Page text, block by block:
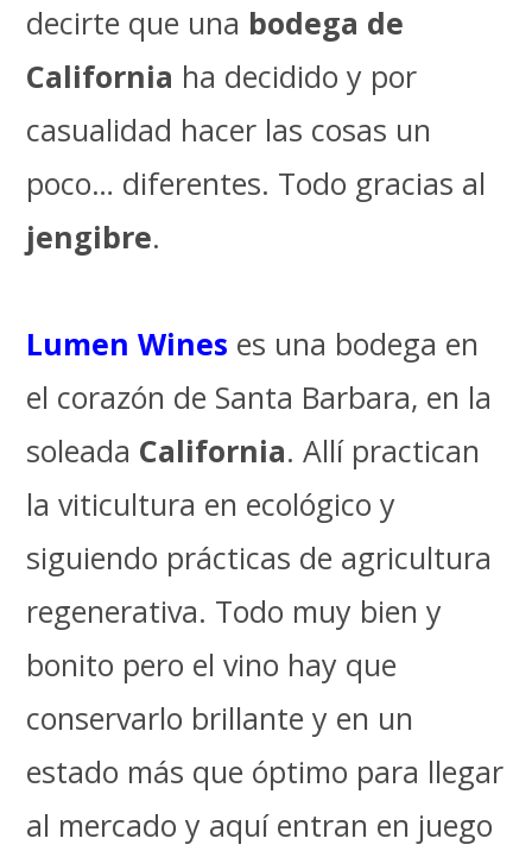
decirte que una bodega de
California ha decidido y por
casualidad hacer las cosas un
poco… diferentes. Todo gracias al
jengibre.
Lumen Wines es una bodega en
el corazón de Santa Barbara, en la
soleada California. Allí practican
la viticultura en ecológico y
siguiendo prácticas de agricultura
regenerativa. Todo muy bien y
bonito pero el vino hay que
conservarlo brillante y en un
estado más que óptimo para llegar
al mercado y aquí entran en juego